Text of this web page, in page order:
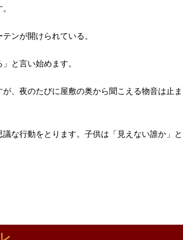
ンが開けられている。
と言い始めます。
、夜のたびに屋敷の奥から聞こえる物音は止ま
な行動をとります。子供は「見えない誰か」と